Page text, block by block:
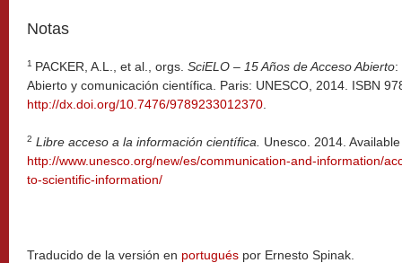
Notas
1 PACKER, A.L., et al., orgs. SciELO – 15 Años de Acceso Abierto:
Abierto y comunicación científica. Paris: UNESCO, 2014. ISBN
http://dx.doi.org/10.7476/9789233012370
2 Libre acceso a la información científica.
Unesco. 2014.
http://www.unesco.org/new/es/communication-and-information/
to-scientific-information/
Traducido de la versión en portugués por Ernesto Spinak.